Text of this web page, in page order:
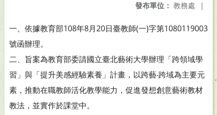
發布單位： 教務處 |
一、依據教育部108年8月20日臺教師(一)字第1080119003
號函辦理。
二、旨案為教育部委請國立臺北藝術大學辦理「跨領域學
習」與「提升美感經驗素養」計畫，以跨藝‧跨域為主要元
素，推動在職教師活化教學能力，促進發想創意藝術教材
教法，並實作於課堂中。